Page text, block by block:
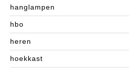
hanglampen
hbo
heren
hoekkast